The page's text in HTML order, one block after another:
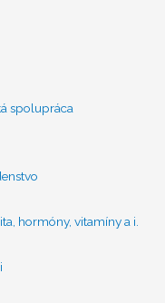
spolupráca
hormóny, vitamíny a i.